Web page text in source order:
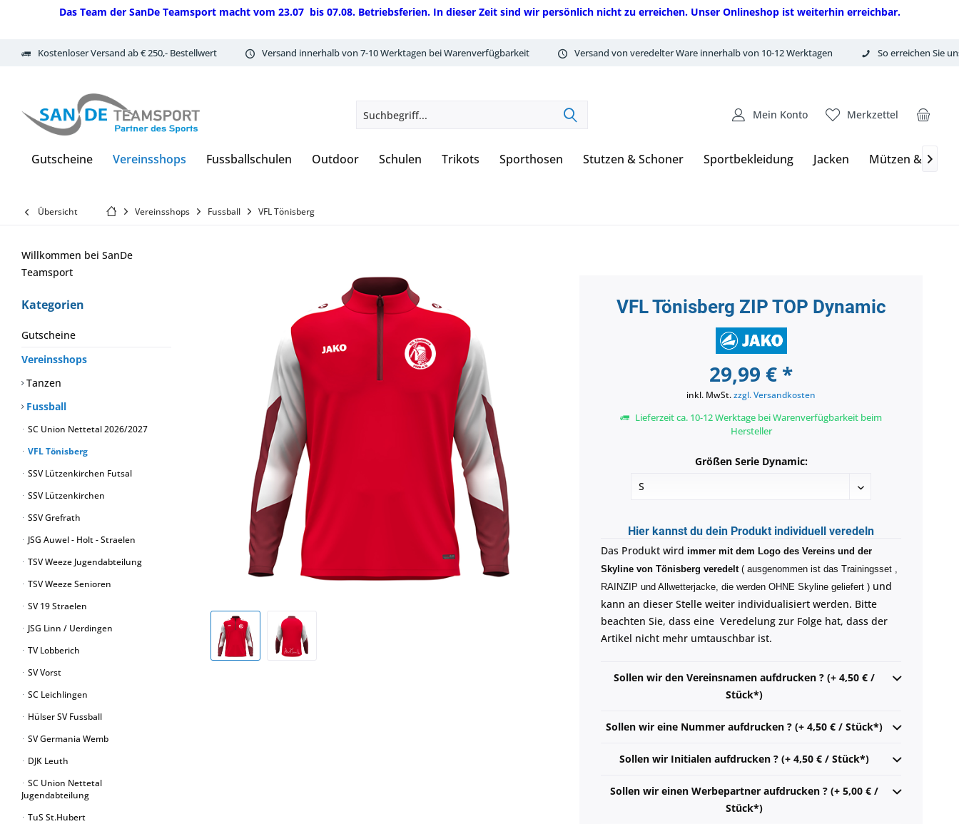
Das Team der SanDe Teamsport macht vom 23.07 bis 07.08. Betriebsferien. In dieser Zeit sind wir persönlich nicht zu erreichen. Unser Onlineshop ist weiterhin erreichbar.
Kostenloser Versand ab € 250,- Bestellwert Versand innerhalb von 7-10 Werktagen bei Warenverfügbarkeit Versand von veredelter Ware innerhalb von 10-12 Werktagen So erreichen Sie
Merkzettel
Mein Konto
Gutscheine Vereinsshops Fussballschulen Outdoor Schulen Trikots Sporthosen Stutzen & Schoner Sportbekleidung Jacken Mützen & 
Übersicht Vereinsshops Fussball VFL Tönisberg
Willkommen bei SanDe
Teamsport
Kategorien
Gutscheine
Vereinsshops
Tanzen
Fussball
SC Union Nettetal 2026/2027
VFL Tönisberg
SSV Lützenkirchen Futsal
SSV Lützenkirchen
SSV Grefrath
JSG Auwel - Holt - Straelen
TSV Weeze Jugendabteilung
TSV Weeze Senioren
SV 19 Straelen
JSG Linn / Uerdingen
TV Lobberich
SV Vorst
SC Leichlingen
Hülser SV Fussball
SV Germania Wemb
DJK Leuth
SC Union Nettetal
Jugendabteilung
TuS St.Hubert
VFL Tönisberg ZIP TOP Dynamic
29,99 € *
inkl. MwSt.zzgl. Versandkosten
Lieferzeit ca. 10-12 Werktage bei Warenverfügbarkeit beim
Hersteller
Größen Serie Dynamic:
Hier kannst du dein Produkt individuell veredeln
Das Produkt wird immer mit dem Logo des Vereins und der
Skyline von Tönisberg veredelt( ausgenommen ist das Trainingsset ,
RAINZIP und Allwetterjacke, die werden OHNE Skyline geliefert ) und
kann an dieser Stelle weiter individualisiert werden. Bitte
beachten Sie, dass eine Veredelung zur Folge hat, dass der
Artikel nicht mehr umtauschbar ist.
Sollen wir den Vereinsnamen aufdrucken ? (+ 4,50 € /
Stück*)
Sollen wir eine Nummer aufdrucken ? (+ 4,50 € / Stück*)
Sollen wir Initialen aufdrucken ? (+ 4,50 € / Stück*)
Sollen wir einen Werbepartner aufdrucken ? (+ 5,00 € /
Stück*)